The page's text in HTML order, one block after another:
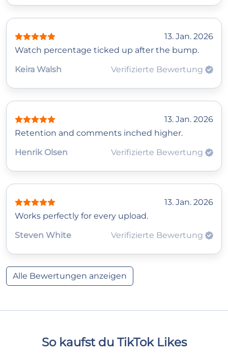
13. Jan. 2026
Watch percentage ticked up after the bump.
Keira Walsh
Verifizierte Bewertung
13. Jan. 2026
Retention and comments inched higher.
Henrik Olsen
Verifizierte Bewertung
13. Jan. 2026
Works perfectly for every upload.
Steven White
Verifizierte Bewertung
Alle Bewertungen anzeigen
So kaufst du TikTok Likes